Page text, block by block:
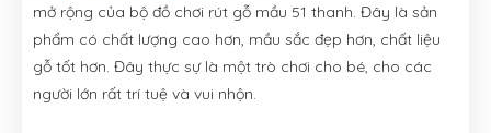
mở rộng của bộ đồ chơi rút gỗ mầu 51 thanh. Đây là sản
phẩm có chất lượng cao hơn, mầu sắc đẹp hơn, chất liệu
gỗ tốt hơn. Đây thực sự là một trò chơi cho bé, cho các
người lớn rất trí tuệ và vui nhộn.